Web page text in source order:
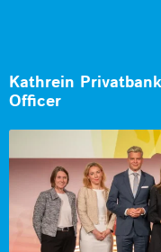
Kathrein
Officer